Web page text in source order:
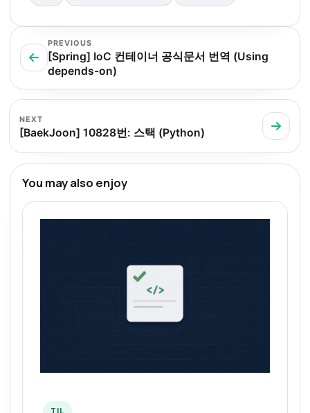
PREVIOUS
[Spring] IoC 컨테이너 공식문서 번역 (Using
depends-on)
NEXT
[BaekJoon] 10828번: 스택 (Python)
You may also enjoy